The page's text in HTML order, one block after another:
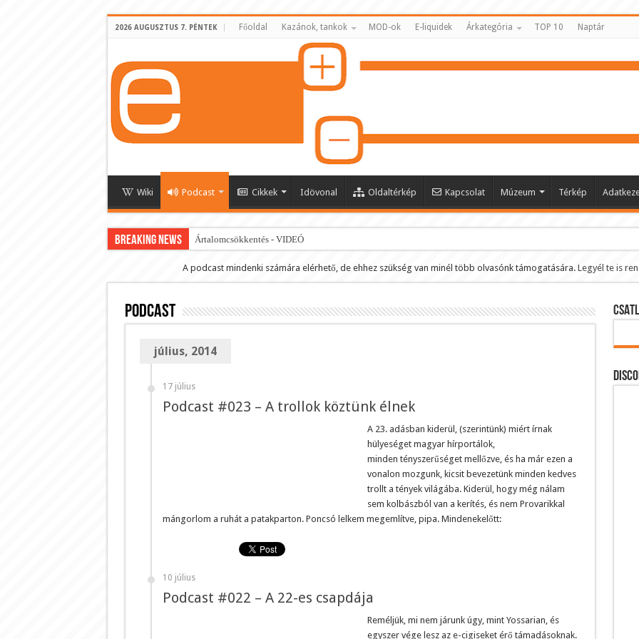
2026 AUGUSZTUS 7. PÉNTEK Főoldal Kazánok, tankok MOD-ok E-liquidek Árkategória TOP 10 Naptár
Wiki Podcast Cikkek Idövonal Oldaltérkép Kapcsolat Múzeum Térkép
BREAKING NEWS Ártalomcsökkentés - VIDEÓ
E-cigi használati szokások 2.0
Android Podcast alkalmazás letöltése
Párásító podcast lejátszási lista
A podcast mindenki számára elérhető, de ehhez szükség van minél több olvasónk támogatására. Legyél te is
Podcast
július, 2014
17 július
Podcast #023 – A trollok köztünk élnek
A 23. adásban kiderül, (szerintünk) miért írnak
hülyeséget magyar hírportálok,
minden tényszerűséget mellőzve, és ha már ezen a
vonalon mozgunk, kicsit bevezetünk minden kedves
trollt a tények világába. Kiderül, hogy még nálam
sem kolbászból van a kerítés, és nem Provarikkal
mángorlom a ruhát a patakparton. Poncsó lelkem megemlítve, pipa. Mindenekelőtt:
10 július
Podcast #022 – A 22-es csapdája
Reméljük, mi nem járunk úgy, mint Yossarian, és
egyszer vége lesz az e-cigiseket érő támadásoknak.